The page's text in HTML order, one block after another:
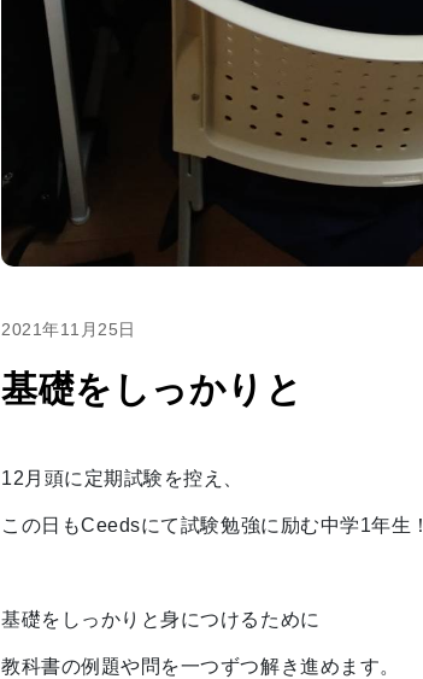
2021年11月25日
基礎をしっかりと
12月頭に定期試験を控え、
この日もCeedsにて試験勉強に励む中学1年生！
基礎をしっかりと身につけるために
教科書の例題や問を一つずつ解き進めます。